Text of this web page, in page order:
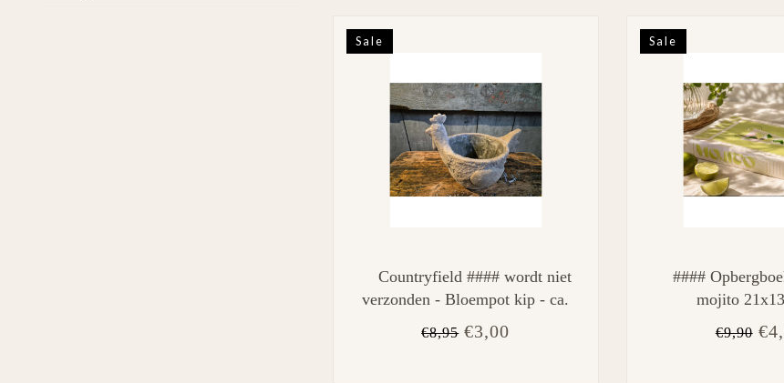
Sale
Countryfield #### wordt niet
verzonden - Bloempot kip - ca.
22 x 14 x 17 cm
€8,95€3,00
Sale
####
mojito
€9,90